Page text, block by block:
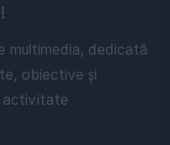
multimedia, dedicată
obiective și
activitate